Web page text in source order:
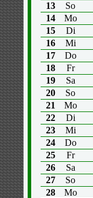
13
So
14
Mo
15
Di
16
Mi
17
Do
18
Fr
19
Sa
20
So
21
Mo
22
Di
23
Mi
24
Do
25
Fr
26
Sa
27
So
28
Mo